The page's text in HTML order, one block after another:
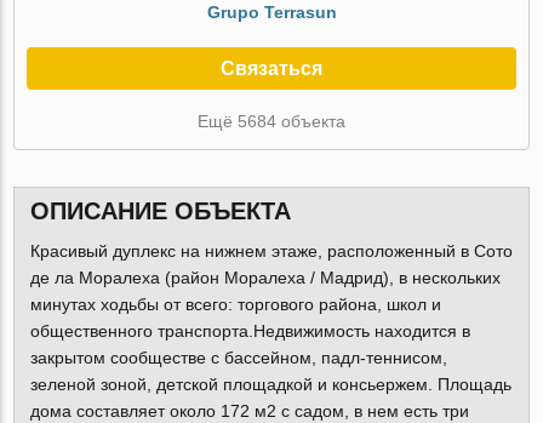
Grupo Terrasun
Связаться
Ещё 5684 объекта
ОПИСАНИЕ ОБЪЕКТА
Красивый дуплекс на нижнем этаже, расположенный в Сото
де ла Моралеха (район Моралеха / Мадрид), в нескольких
минутах ходьбы от всего: торгового района, школ и
общественного транспорта.Недвижимость находится в
закрытом сообществе с бассейном, падл-теннисом,
зеленой зоной, детской площадкой и консьержем. Площадь
дома составляет около 172 м2 с садом, в нем есть три